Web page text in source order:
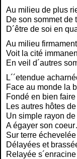
Au milieu de plus
De son sommet de
D´être de soi en
Au milieu
Voit la cité
En veil d´autres
L´´etendue
Face au monde la
Fondé en bien
Les autres hôtes
Un simple rayon
A égayer son
Sur terre
Délayées et
Relayée